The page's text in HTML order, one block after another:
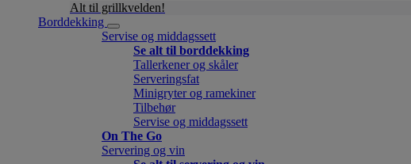
Alt til grillkvelden!
Borddekking
Servise og middagssett
Se alt til borddekking
Tallerkener og skåler
Serveringsfat
Minigryter og ramekiner
Tilbehør
Servise og middagssett
On The Go
Servering og vin